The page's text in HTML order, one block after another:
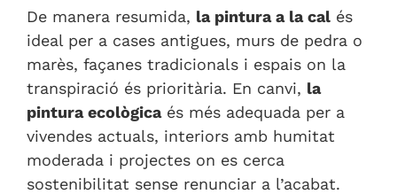
De manera resumida, la pintura a la calés
ideal per a cases antigues, murs de pedra o
marès, façanes tradicionals i espais on la
transpiració és prioritària. En canvi, la
pintura ecològicaés més adequada per a
vivendes actuals, interiors amb humitat
moderada i projectes on es cerca
sostenibilitat sense renunciar a l’acabat.